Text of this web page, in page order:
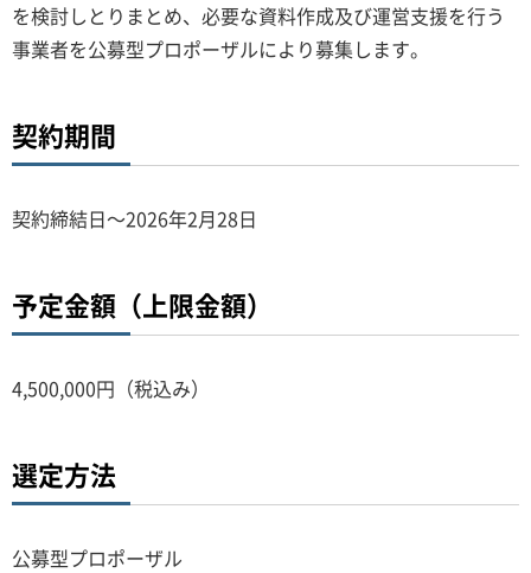
を検討しとりまとめ、必要な資料作成及び運営支援を行う
事業者を公募型プロポーザルにより募集します。
契約期間
契約締結日～2026年2月28日
予定金額（上限金額）
4,500,000円（税込み）
選定方法
公募型プロポーザル